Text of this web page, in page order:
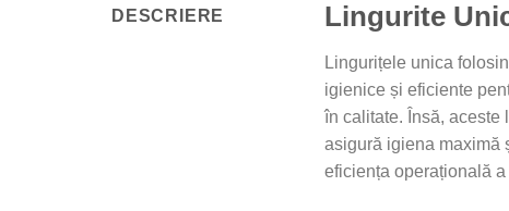
DESCRIERE Lingurite
Lingurițele unica
igienice și eficiente
în calitate. Însă, aceste
asigură igiena maximă
eficiența operațională